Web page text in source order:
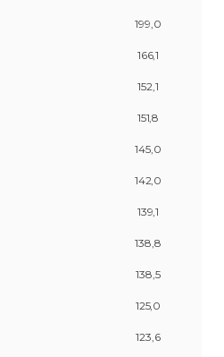
199,0
166,1
152,1
151,8
145,0
142,0
139,1
138,8
138,5
125,0
123,6